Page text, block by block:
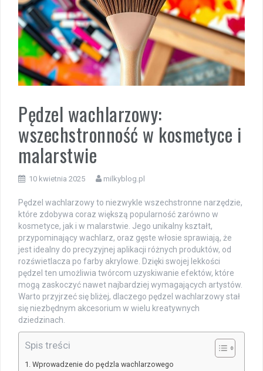
Pędzel wachlarzowy:
wszechstronność w kosmetyce i
malarstwie
10 kwietnia 2025 milkyblog.pl
Pędzel wachlarzowy to niezwykle wszechstronne narzędzie,
które zdobywa coraz większą popularność zarówno w
kosmetyce, jak i w malarstwie. Jego unikalny kształt,
przypominający wachlarz, oraz gęste włosie sprawiają, że
jest idealny do precyzyjnej aplikacji różnych produktów, od
rozświetlacza po farby akrylowe. Dzięki swojej lekkości
pędzel ten umożliwia twórcom uzyskiwanie efektów, które
mogą zaskoczyć nawet najbardziej wymagających artystów.
Warto przyjrzeć się bliżej, dlaczego pędzel wachlarzowy stał
się niezbędnym akcesorium w wielu kreatywnych
dziedzinach.
Spis treści
Wprowadzenie do pędzla wachlarzowego